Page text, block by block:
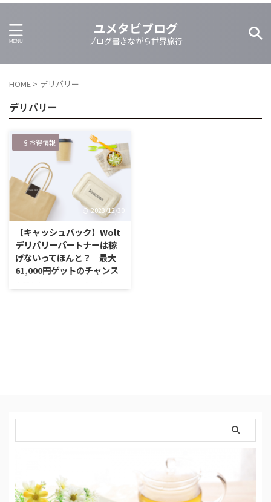
ユメタビブログ
ブログ書きながら世界旅行
HOME > デリバリー
デリバリー
§お得情報
2023/12/30
【キャッシュバック】Wolt
デリバリーパートナーは稼
げないってほんと？ 最大
61,000円ゲットのチャンス
広島市からサービススタート ✅地
扱店舗が揃っている ✅コンビニや